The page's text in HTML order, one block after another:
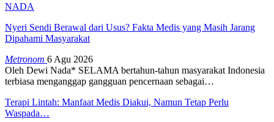
NADA
Nyeri Sendi Berawal dari Usus? Fakta Medis yang Masih Jarang
Dipahami Masyarakat
Metronom 6 Agu 2026
Oleh Dewi Nada* SELAMA bertahun-tahun masyarakat Indonesia
terbiasa menganggap gangguan pencernaan sebagai…
Terapi Lintah: Manfaat Medis Diakui, Namun Tetap Perlu
Waspada…